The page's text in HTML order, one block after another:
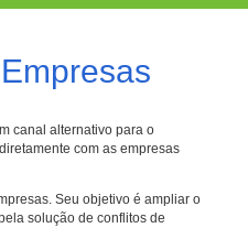
canal alternativo para o
com as empresas
Seu objetivo é ampliar o
solução de conflitos de